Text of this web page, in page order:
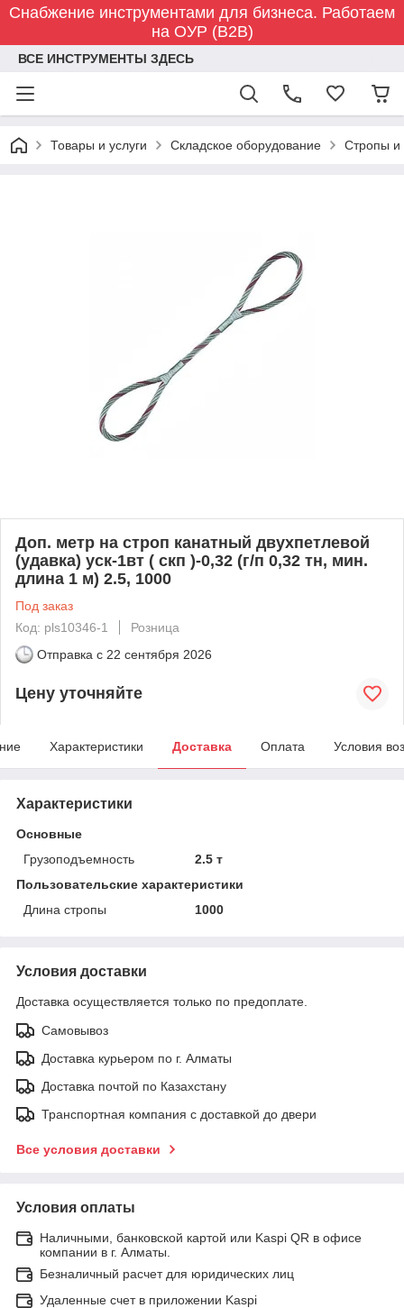
Снабжение инструментами для бизнеса. Работаем
на ОУР (B2B)
ВСЕ ИНСТРУМЕНТЫ ЗДЕСЬ
Товары и услуги Складское оборудование Стропы и
Доп. метр на строп канатный двухпетлевой
(удавка) уск-1вт ( скп )-0,32 (г/п 0,32 тн, мин.
длина 1 м) 2.5, 1000
Под заказ
Код: pls10346-1
Розница
Отправка с 22 сентября 2026
Цену уточняйте
Характеристики Доставка Оплата Условия
Характеристики
Основные
Грузоподъемность
2.5 т
Пользовательские характеристики
Длина стропы
1000
Условия доставки
Доставка осуществляется только по предоплате.
Самовывоз
Доставка курьером по г. Алматы
Доставка почтой по Казахстану
Транспортная компания с доставкой до двери
Все условия доставки
Условия оплаты
Наличными, банковской картой или Kaspi QR в офисе
компании в г. Алматы.
Безналичный расчет для юридических лиц
Удаленные счет в приложении Kaspi